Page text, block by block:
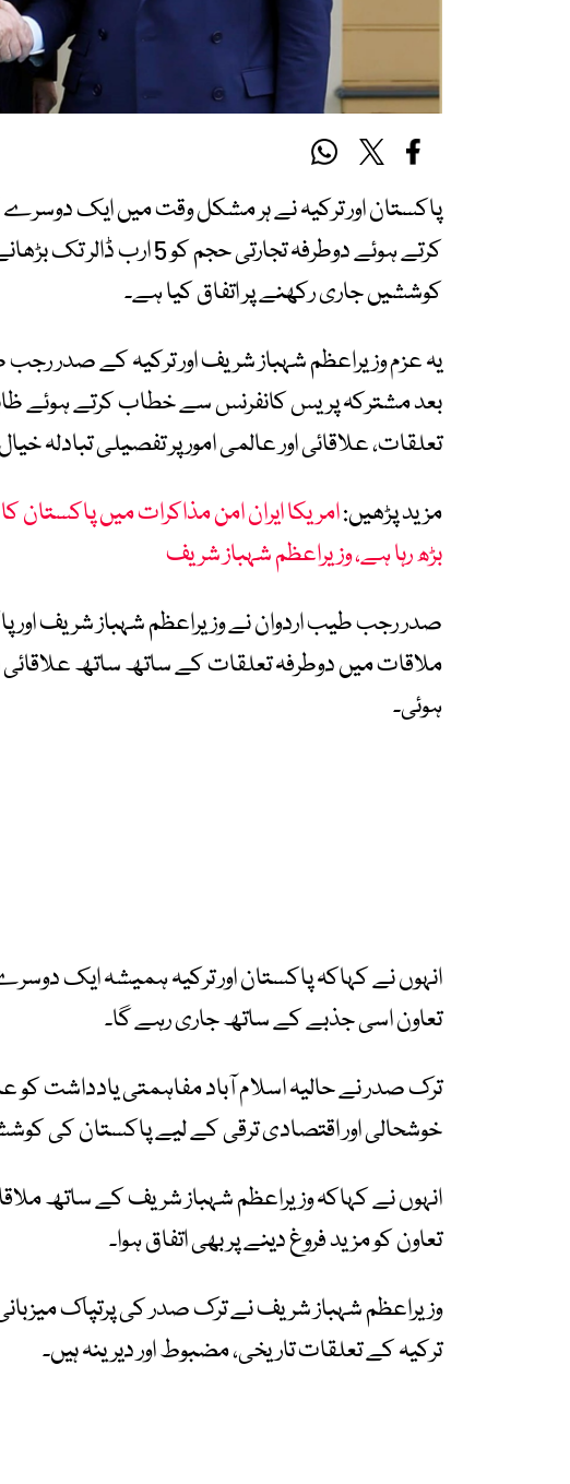
پاکستان اور ترکیہ نے ہر مشکل وقت میں ایک
کرتے ہوئے دوطرفہ تجارتی
کوششیں جاری رکھنے پر اتفاق کیا ہے۔
یہ عزم وزیراعظم شہباز شریف اور ترکیہ کے صدر
بعد مشترکہ پریس کانفرنس سے خطاب کرتے ہوئے
تعلقات، علاقائی اور عالمی امور پر تفصیلی تبادلہ
مزید پڑھیں:امریکا ایران امن مذاکرات میں پاکستان
بڑھ رہا ہے، وزیراعظم شہباز شریف
صدر رجب طیب اردوان نے وزیراعظم شہباز شریف اور
ملاقات میں دوطرفہ تعلقات کے ساتھ ساتھ علاقائی
ہوئی۔
انہوں نے کہاکہ پاکستان اور ترکیہ ہمیشہ ایک
تعاون اسی جذبے کے ساتھ جاری رہے گا۔
ترک صدر نے حالیہ اسلام آباد مفاہمتی یادداشت کو
خوشحالی اور اقتصادی ترقی کے لیے پاکستان کی
انہوں نے کہاکہ وزیراعظم شہباز شریف کے ساتھ
تعاون کو مزید فروغ دینے پر بھی اتفاق ہوا۔
وزیراعظم شہباز شریف نے ترک صدر کی پرتپاک
ترکیہ کے تعلقات تاریخی، مضبوط اور دیرینہ ہیں۔